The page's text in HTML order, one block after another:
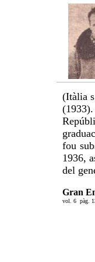
(Itàlia
fou
1936,
del
Gran
vol. 6 pàg.